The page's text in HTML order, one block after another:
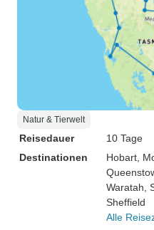
Natur & Tierwelt
Reisedauer
10 Tage
Destinationen
Hobart ,
Waratah ,
Sheffield
Alle